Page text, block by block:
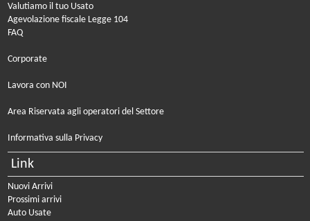
Valutiamo il tuo Usato
Agevolazione fiscale Legge 104
FAQ
Corporate
Lavora con NOI
Area Riservata agli operatori del Settore
Informativa sulla Privacy
Link
Nuovi Arrivi
Prossimi arrivi
Auto Usate